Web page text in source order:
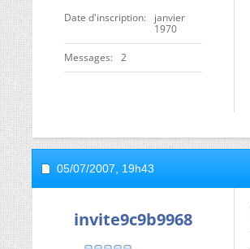
Date d'inscription
janvier
1970
Messages 2
05/07/2007, 19h43
invite9c9b9968